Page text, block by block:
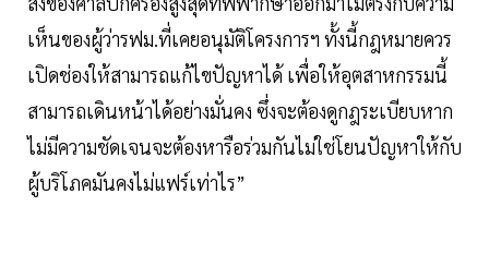
เห็นของผู้ว่ารฟม.ที่เคยอนุมัติโครงการฯ ทั้งนี้กฎหมายควร
เปิดช่องให้สามารถแก้ไขปัญหาได้ เพื่อให้อุตสาหกรรมนี้
สามารถเดินหน้าได้อย่างมั่นคง ซึ่งจะต้องดูกฎระเบียบหาก
ไม่มีความชัดเจนจะต้องหารือร่วมกันไม่ใช่โยนปัญหาให้กับ
ผู้บริโภคมันคงไม่แฟร์เท่าไร”